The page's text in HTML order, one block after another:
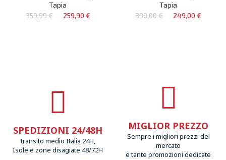
Tapia
359,99 €
259,90 €
Tapia
390,00 €
249,00 €
SPEDIZIONI 24/48H
transito medio Italia 24H,
Isole e zone disagiate 48/72H
MIGLIOR PREZZO
Sempre i migliori prezzi del
mercato
e tante promozioni dedicate